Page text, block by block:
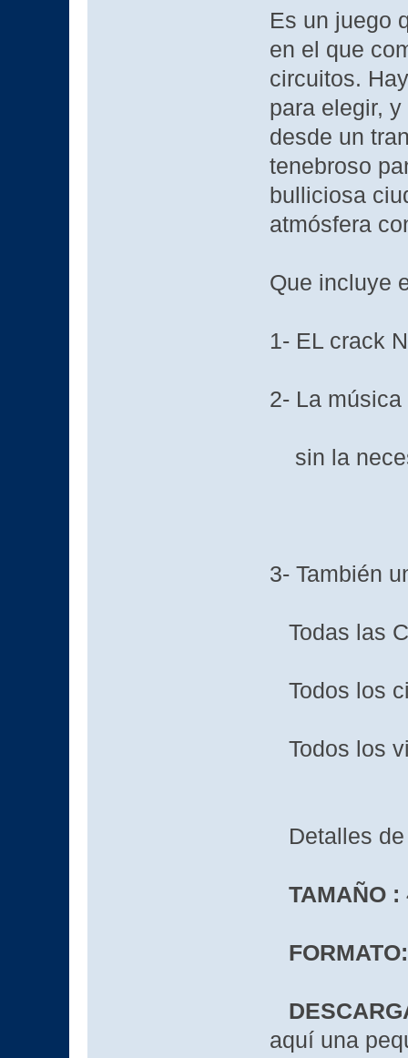
Es un juego
en el que
circuitos.
para elegir,
desde un
tenebroso
bulliciosa
atmósfera
Que incluye
1- EL crack
2- La
sin la
3- También
Todas las
Todos los
Todos los
Detalles de
TAMAÑO :
FORMATO:
aquí una